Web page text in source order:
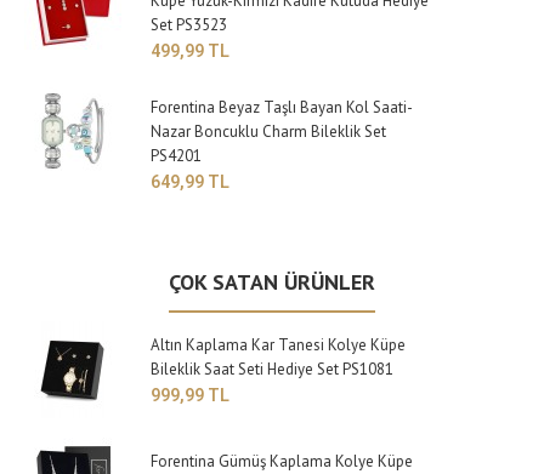
Set PS3523
499,99 TL
Forentina Beyaz Taşlı Bayan Kol Saati-
Nazar Boncuklu Charm Bileklik Set
PS4201
649,99 TL
ÇOK SATAN ÜRÜNLER
Altın Kaplama Kar Tanesi Kolye Küpe
Bileklik Saat Seti Hediye Set PS1081
999,99 TL
Forentina Gümüş Kaplama Kolye Küpe